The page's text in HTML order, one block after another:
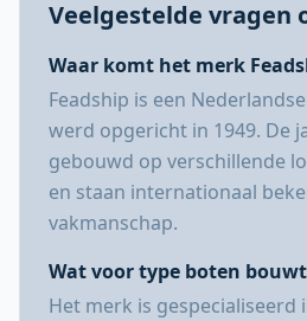
Veelgestelde vragen
Waar komt het merk
Feadship is een
werd opgericht in 1949. De
gebouwd op verschillende
en staan internationaal
vakmanschap.
Wat voor type boten
Het merk is gespecialiseerd